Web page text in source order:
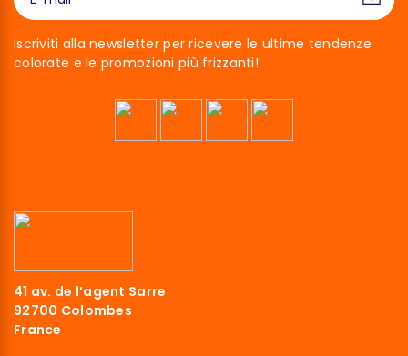
Iscriviti alla newsletter per ricevere le ultime tendenze
colorate e le promozioni più frizzanti!
41 av. de l’agent Sarre
92700 Colombes
France